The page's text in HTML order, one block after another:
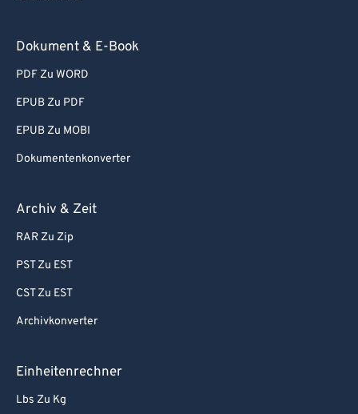
Dokument & E-Book
PDF Zu WORD
EPUB Zu PDF
EPUB Zu MOBI
Dokumentenkonverter
Archiv & Zeit
RAR Zu Zip
PST Zu EST
CST Zu EST
Archivkonverter
Einheitenrechner
Lbs Zu Kg